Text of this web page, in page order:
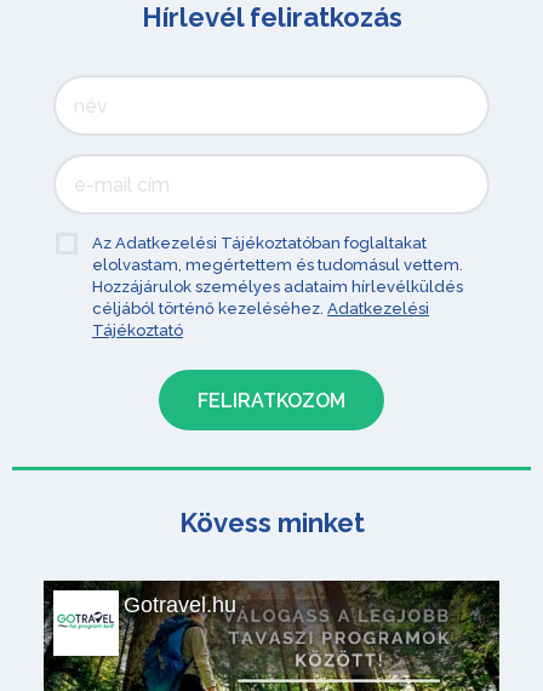
Hírlevél feliratkozás
Az Adatkezelési Tájékoztatóban foglaltakat
elolvastam, megértettem és tudomásul vettem.
Hozzájárulok személyes adataim hírlevélküldés
céljából történő kezeléséhez. Adatkezelési
Tájékoztató
Kövess minket
Gotravel.hu